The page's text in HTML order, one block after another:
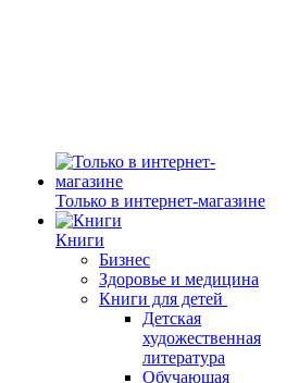
Только в интернет-магазине
Книги
Бизнес
Здоровье и медицина
Книги для детей
Детская
художественная
литература
Обучающая